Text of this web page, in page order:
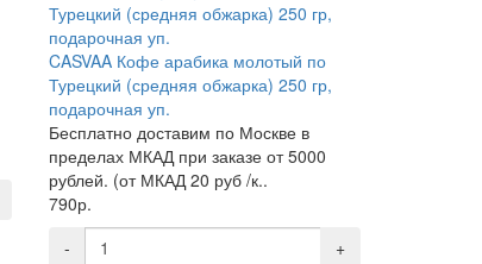
CASVAA Кофе арабика молотый по
Турецкий (средняя обжарка) 250 гр,
подарочная уп.
Бесплатно доставим по Москве в
пределах МКАД при заказе от 5000
рублей. (от МКАД 20 руб /к..
790р.
-
+